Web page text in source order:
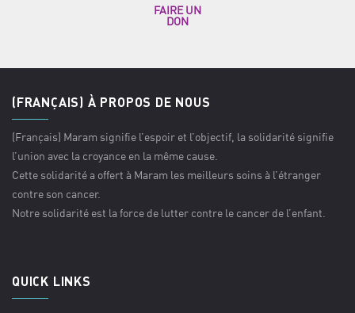
FAIRE UN
DON
(FRANÇAIS) À PROPOS DE NOUS
(Français) Maram signifie l’espoir et l’objectif, la solidarité signifie
l’union avec la croyance en la même cause.
Cette solidarité a offert à Maram les meilleurs soins à l’étranger
contre son cancer.
Notre solidarité est la force de lutter contre le cancer de l’enfant.
QUICK LINKS